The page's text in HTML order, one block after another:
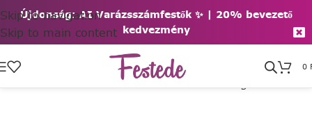
Újdonság: AI Varázsszámfestők ✨ | 20% bevezető
kedvezmény
Skip to navigation
Skip to main content
0